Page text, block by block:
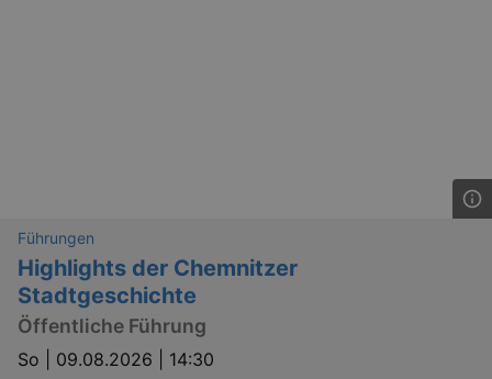
Führungen
Highlights der Chemnitzer
Stadtgeschichte
Öffentliche Führung
So | 09.08.2026 | 14:30